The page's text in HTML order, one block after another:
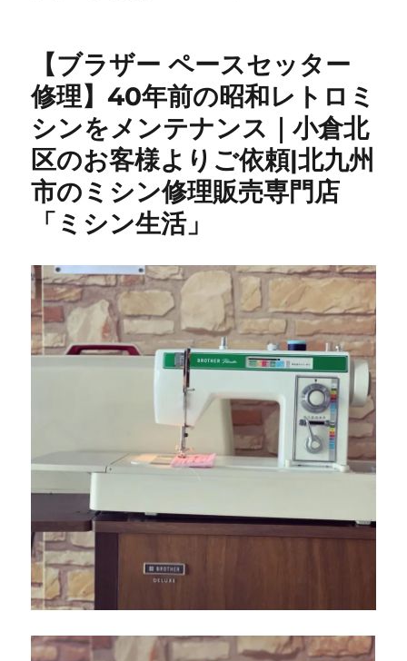
【ブラザー ペースセッター
修理】40年前の昭和レトロミ
シンをメンテナンス｜小倉北
区のお客様よりご依頼|北九州
市のミシン修理販売専門店
「ミシン生活」